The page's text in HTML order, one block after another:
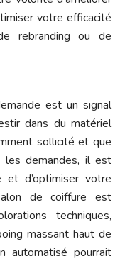
votre efficacité
rebranding ou de
est un signal
dans du matériel
sollicité et que
les demandes, il est
et d’optimiser votre
de coiffure est
techniques,
massant haut de
automatisé pourrait